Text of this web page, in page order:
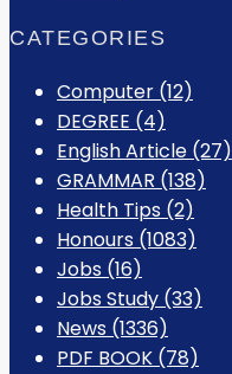
CATEGORIES
Computer (12)
DEGREE (4)
English Article (27)
GRAMMAR (138)
Health Tips (2)
Honours (1083)
Jobs (16)
Jobs Study (33)
News (1336)
PDF BOOK (78)